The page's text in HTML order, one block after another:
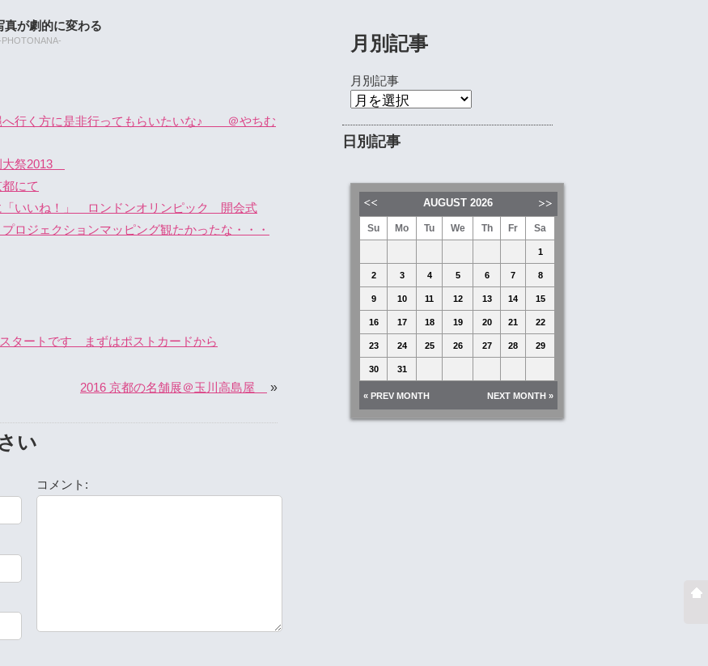
真が劇的に変わる
へ行く方に是非行ってもらいたいな♪ ＠やちむ
大祭2013
にて
いいね！」 ロンドンオリンピック 開会式
ロジェクションマッピング観たかったな・・・
タートです まずはポストカードから
2016 京都の名舗展＠玉川高島屋 »
い
コメント:
月別記事
月別記事
日別記事
AUGUST 2026
Su Mo Tu We Th Fr Sa
1
2 3 4 5 6 7 8
9 10 11 12 13 14 15
16 17 18 19 20 21 22
23 24 25 26 27 28 29
30 31
« PREV MONTH NEXT MONTH »